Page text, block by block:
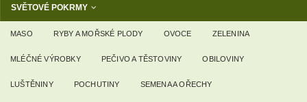
SVĚTOVÉ POKRMY
MASO RYBY A MOŘSKÉ PLODY OVOCE ZELENINA
MLÉČNÉ VÝROBKY PEČIVO A TĚSTOVINY OBILOVINY
LUŠTĚNINY POCHUTINY SEMENA A OŘECHY